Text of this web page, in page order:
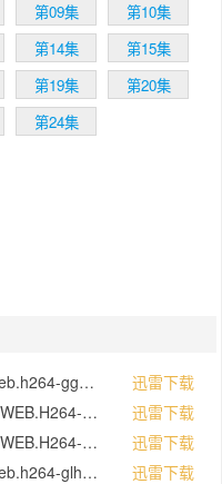
第09集
第10集
第14集
第15集
第19集
第20集
第24集
the.walking.dead.s11e01.1080p.web.h264-ggez[eztv.re].mkv[eztv]
迅雷下载
The.Walking.Dead.S11E02.1080p.WEB.H264-EXPLOIT[rartv]
迅雷下载
The.Walking.Dead.S11E03.1080p.WEB.H264-GGEZ[rartv]
迅雷下载
the.walking.dead.s11e04.1080p.web.h264-glhf[eztv.re].mkv[eztv]
迅雷下载